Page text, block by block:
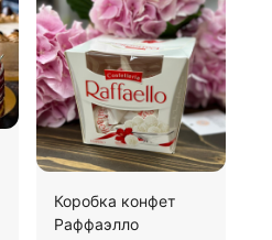
Коробка конфет
Раффаэлло